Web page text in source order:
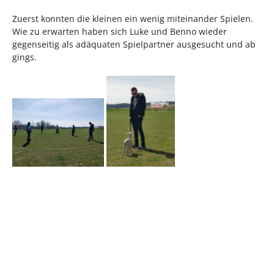
Zuerst konnten die kleinen ein wenig miteinander Spielen.
Wie zu erwarten haben sich Luke und Benno wieder
gegenseitig als adäquaten Spielpartner ausgesucht und ab
gings.